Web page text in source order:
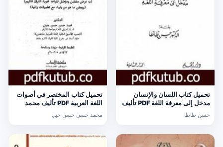
تحميل كتاب اللسان والإنسان
مدخل إلى معرفة اللغة PDF تأليف
حسن ظاظا مجانا [كامل]
حسن ظاظا
تحميل كتاب المختصر في أصوات
اللغة العربية PDF تأليف محمد
حسن حسن جبل مجانا [كامل]
محمد حسن حسن جبل